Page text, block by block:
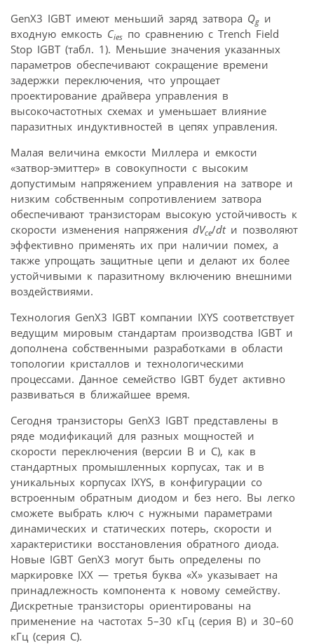
GenX3 IGBT имеют меньший заряд затвора Qg и
входную емкость Cies по сравнению с Trench Field
Stop IGBT (табл. 1). Меньшие значения указанных
параметров обеспечивают сокращение времени
задержки переключения, что упрощает
проектирование драйвера управления в
высокочастотных схемах и уменьшает влияние
паразитных индуктивностей в цепях управления.
Малая величина емкости Миллера и емкости
«затвор-эмиттер» в совокупности с высоким
допустимым напряжением управления на затворе и
низким собственным сопротивлением затвора
обеспечивают транзисторам высокую устойчивость к
скорости изменения напряжения dVce/dtи позволяют
эффективно применять их при наличии помех, а
также упрощать защитные цепи и делают их более
устойчивыми к паразитному включению внешними
воздействиями.
Технология GenX3 IGBT компании IXYS соответствует
ведущим мировым стандартам производства IGBT и
дополнена собственными разработками в области
топологии кристаллов и технологическими
процессами. Данное семейство IGBT будет активно
развиваться в ближайшее время.
Сегодня транзисторы GenX3 IGBT представлены в
ряде модификаций для разных мощностей и
скорости переключения (версии B и С), как в
стандартных промышленных корпусах, так и в
уникальных корпусах IXYS, в конфигурации со
встроенным обратным диодом и без него. Вы легко
сможете выбрать ключ с нужными параметрами
динамических и статических потерь, скорости и
характеристики восстановления обратного диода.
Новые IGBT GenX3 могут быть определены по
маркировке IXX — третья буква «X» указывает на
принадлежность компонента к новому семейству.
Дискретные транзисторы ориентированы на
применение на частотах 5–30 кГц (серия B) и 30–60
кГц (серия C).